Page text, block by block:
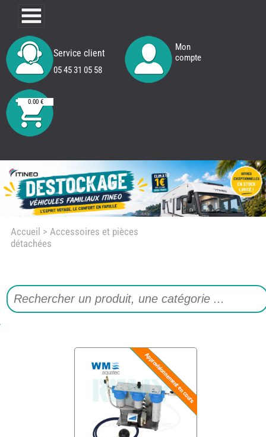
Service client
05 45 31 05 58
Mon
compte
0.00 €
Accueil > Accessoires et pièces
détachées